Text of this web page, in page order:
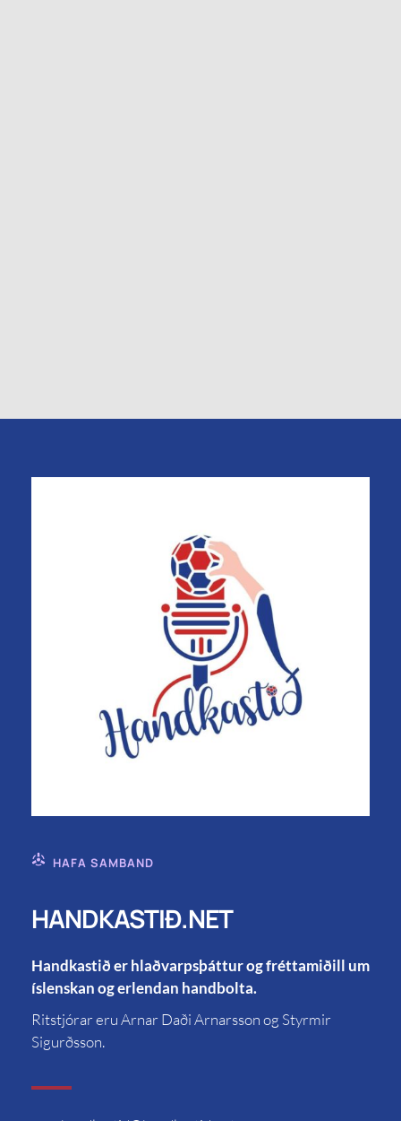
HAFA SAMBAND
HANDKASTIÐ.NET
Handkastið er hlaðvarpsþáttur og fréttamiðill um
íslenskan og erlendan handbolta.
Ritstjórar eru Arnar Daði Arnarsson og Styrmir
Sigurðsson.